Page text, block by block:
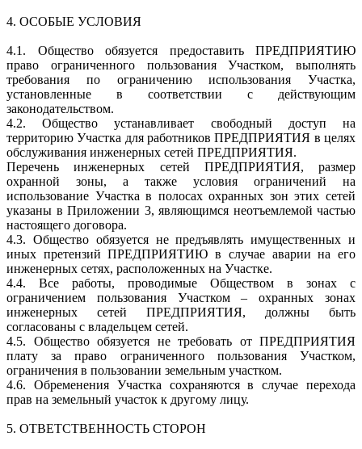
4. ОСОБЫЕ УСЛОВИЯ
4.1. Общество обязуется предоставить ПРЕДПРИЯТИЮ
право ограниченного пользования Участком, выполнять
требования по ограничению использования Участка,
установленные в соответствии с действующим
законодательством.
4.2. Общество устанавливает свободный доступ на
территорию Участка для работников ПРЕДПРИЯТИЯ в целях
обслуживания инженерных сетей ПРЕДПРИЯТИЯ.
Перечень инженерных сетей ПРЕДПРИЯТИЯ, размер
охранной зоны, а также условия ограничений на
использование Участка в полосах охранных зон этих сетей
указаны в Приложении 3, являющимся неотъемлемой частью
настоящего договора.
4.3. Общество обязуется не предъявлять имущественных и
иных претензий ПРЕДПРИЯТИЮ в случае аварии на его
инженерных сетях, расположенных на Участке.
4.4. Все работы, проводимые Обществом в зонах с
ограничением пользования Участком – охранных зонах
инженерных сетей ПРЕДПРИЯТИЯ, должны быть
согласованы с владельцем сетей.
4.5. Общество обязуется не требовать от ПРЕДПРИЯТИЯ
плату за право ограниченного пользования Участком,
ограничения в пользовании земельным участком.
4.6. Обременения Участка сохраняются в случае перехода
прав на земельный участок к другому лицу.
5. ОТВЕТСТВЕННОСТЬ СТОРОН